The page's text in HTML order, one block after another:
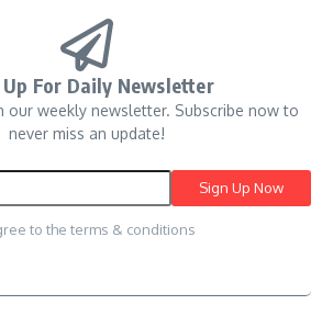
Up For Daily Newsletter
our weekly newsletter. Subscribe now to
never miss an update!
to the terms & conditions